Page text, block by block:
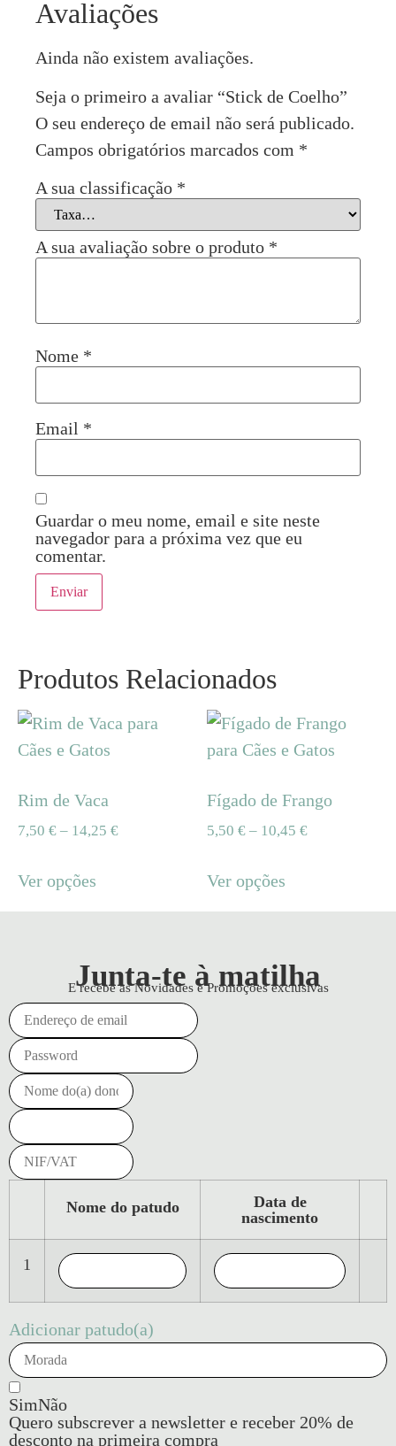
Avaliações
Ainda não existem avaliações.
Seja o primeiro a avaliar “Stick de Coelho”
O seu endereço de email não será publicado.
Campos obrigatórios marcados com *
A sua classificação *
A sua avaliação sobre o produto *
Nome *
Email *
Guardar o meu nome, email e site neste
navegador para a próxima vez que eu
comentar.
Produtos Relacionados
Rim de Vaca
7,50 € – 14,25 €
Ver opções
Fígado de Frango
5,50 € – 10,45 €
Ver opções
Junta-te à matilha
E recebe as Novidades e Promoções exclusivas
Nome do patudo
Data de
nascimento
1
Adicionar patudo(a)
SimNão
Quero subscrever a newsletter e receber 20% de
desconto na primeira compra